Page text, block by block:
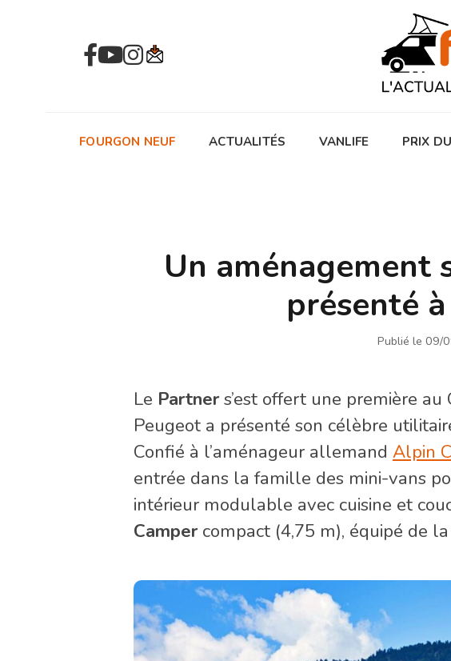
FOURGON NEUF ACTUALITÉS VANLIFE PRIX
Un aménagement
présenté
Publié le 09/
Le Partners’est offert une première
Peugeot a présenté son célèbre
Confié à l’aménageur allemand Alpin
entrée dans la famille des mini-vans
intérieur modulable avec cuisine et
Campercompact (4,75 m), équipé de